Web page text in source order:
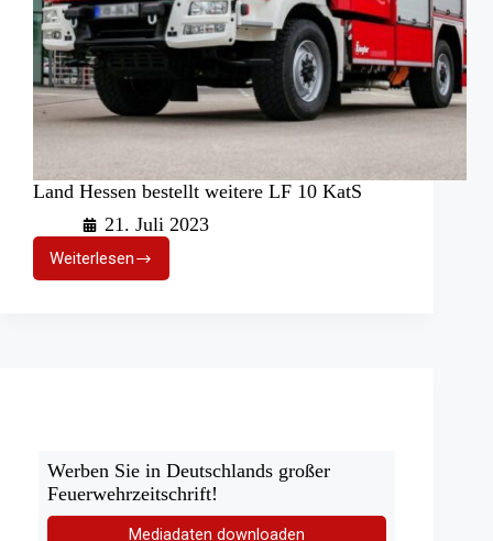
Land Hessen bestellt weitere LF 10 KatS
21. Juli 2023
Weiterlesen
Land
Hessen
Werben Sie in Deutschlands großer
Feuerwehrzeitschrift!
Mediadaten downloaden